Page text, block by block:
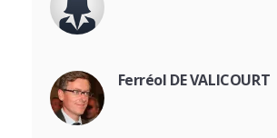
Ferréol DE VALICOURT